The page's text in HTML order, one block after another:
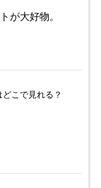
が大好物。
こで見れる？